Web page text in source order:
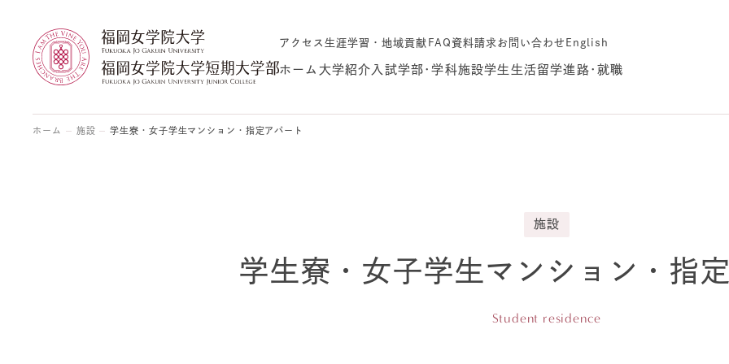
アクセス生涯学習・地域貢献 FAQ資料請求 お問い合わせ English
ホーム 大学紹介 入試学部･学科施設学生生活留学進路･就職
ホーム 施設 学生寮・女子学生マンション・指定アパート
施設
学生寮・女子学生マンション・指
Student residence